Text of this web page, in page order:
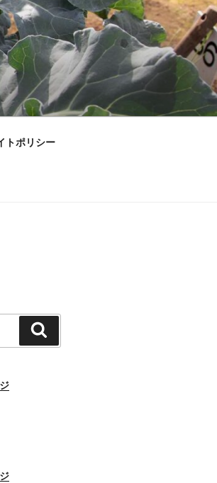
トポリシー
索